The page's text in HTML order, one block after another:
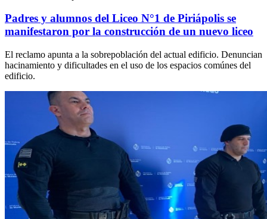
Padres y alumnos del Liceo N°1 de Piriápolis se
manifestaron por la construcción de un nuevo liceo
El reclamo apunta a la sobrepoblación del actual edificio. Denuncian
hacinamiento y dificultades en el uso de los espacios comúnes del
edificio.